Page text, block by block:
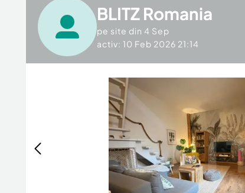
BLITZ Romania
pe site din 4 Sep
activ: 10 Feb 2026 21:14